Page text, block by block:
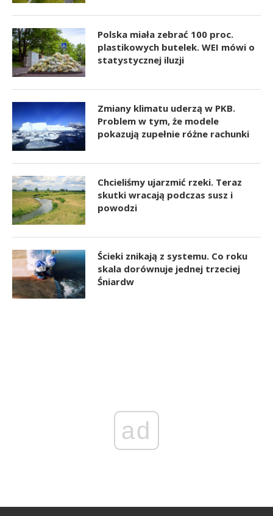
Polska miała zebrać 100 proc.
plastikowych butelek. WEI mówi o
statystycznej iluzji
Zmiany klimatu uderzą w PKB.
Problem w tym, że modele
pokazują zupełnie różne rachunki
Chcieliśmy ujarzmić rzeki. Teraz
skutki wracają podczas susz i
powodzi
Ścieki znikają z systemu. Co roku
skala dorównuje jednej trzeciej
Śniardw
ad